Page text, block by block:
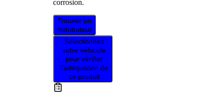
corrosion.
Trouver un
distributeur
Sélectionnez
votre véhicule
pour vérifier
l’adéquation de
ce produit